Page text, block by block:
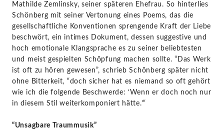
Mathilde Zemlinsky, seiner späteren Ehefrau. So hinterlies
Schönberg mit seiner Vertonung eines Poems, das die
gesellschaftliche Konventionen sprengende Kraft der Liebe
beschwört, ein intimes Dokument, dessen suggestive und
hoch emotionale Klangsprache es zu seiner beliebtesten
und meist gespielten Schöpfung machen sollte. “Das Werk
ist oft zu hören gewesen”, schrieb Schönberg später nicht
ohne Bitterkeit, “doch sicher hat es niemand so oft gehört
wie ich die folgende Beschwerde: ‘Wenn er doch noch nur
in diesem Stil weiterkomponiert hätte.’“
“Unsagbare Traummusik”